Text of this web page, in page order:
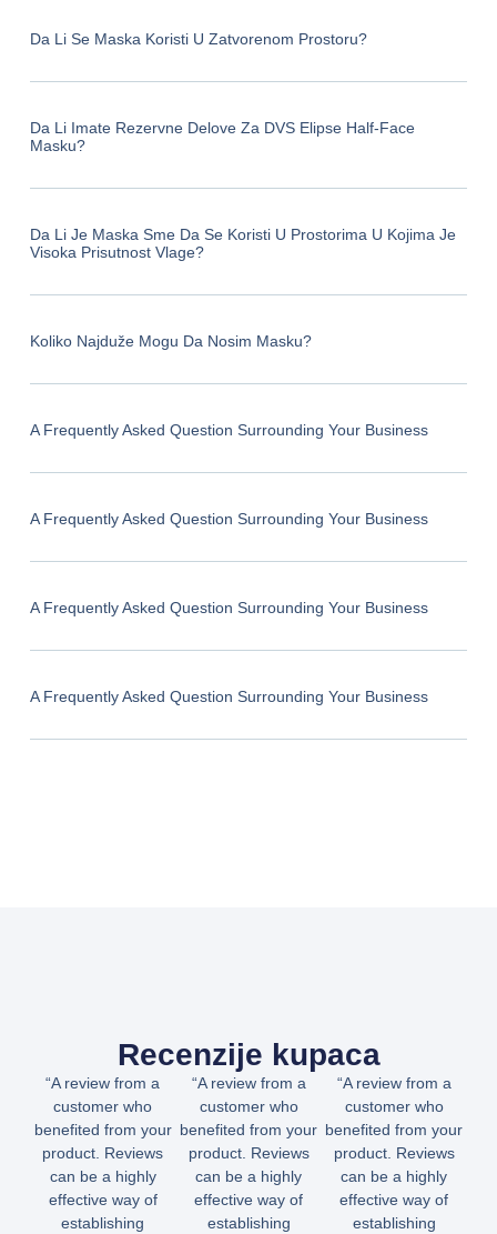
Da Li Se Maska Koristi U Zatvorenom Prostoru?
Da Li Imate Rezervne Delove Za DVS Elipse Half-Face
Masku?
Da Li Je Maska Sme Da Se Koristi U Prostorima U Kojima Je
Visoka Prisutnost Vlage?
Koliko Najduže Mogu Da Nosim Masku?
A Frequently Asked Question Surrounding Your Business
A Frequently Asked Question Surrounding Your Business
A Frequently Asked Question Surrounding Your Business
A Frequently Asked Question Surrounding Your Business
Recenzije kupaca
“A review from a
customer who
benefited from your
product. Reviews
can be a highly
effective way of
establishing
“A review from a
customer who
benefited from your
product. Reviews
can be a highly
effective way of
establishing
“A review from a
customer who
benefited from your
product. Reviews
can be a highly
effective way of
establishing